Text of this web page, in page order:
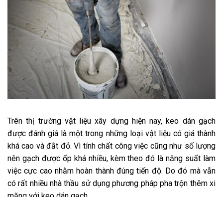
Trên thị trường vật liệu xây dựng hiện nay, keo dán gạch
được đánh giá là một trong những loại vật liệu có giá thành
khá cao và đắt đỏ. Vì tính chất công việc cũng như số lượng
nên gạch được ốp khá nhiều, kèm theo đó là năng suất làm
việc cực cao nhằm hoàn thành đúng tiến độ. Do đó mà vẫn
có rất nhiều nhà thầu sử dụng phương pháp pha trộn thêm xi